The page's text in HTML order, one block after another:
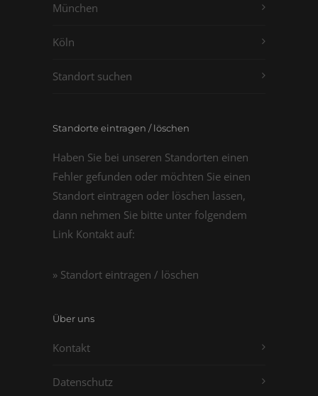
München
Köln
Standort suchen
Standorte eintragen / löschen
Haben Sie bei unseren Standorten einen
Fehler gefunden oder möchten Sie einen
Standort eintragen oder löschen lassen,
dann nehmen Sie bitte unter folgendem
Link Kontakt auf:
» Standort eintragen / löschen
Über uns
Kontakt
Datenschutz